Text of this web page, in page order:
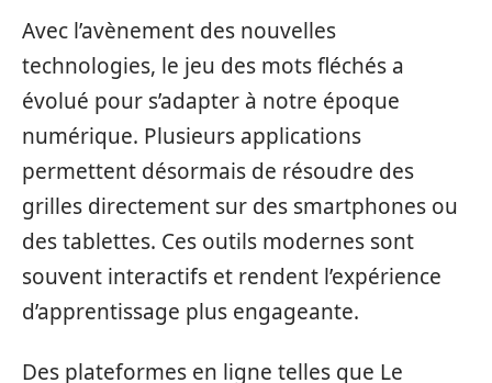
Avec l’avènement des nouvelles
technologies, le jeu des mots fléchés a
évolué pour s’adapter à notre époque
numérique. Plusieurs applications
permettent désormais de résoudre des
grilles directement sur des smartphones ou
des tablettes. Ces outils modernes sont
souvent interactifs et rendent l’expérience
d’apprentissage plus engageante.
Des plateformes en ligne telles que Le